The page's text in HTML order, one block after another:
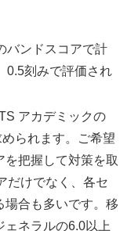
バンドスコアで計
0.5刻みで評価され
アカデミックの
られます。ご希望
把握して対策を取
だけでなく、各セ
場合も多いです。移
ェネラルの6.0以上